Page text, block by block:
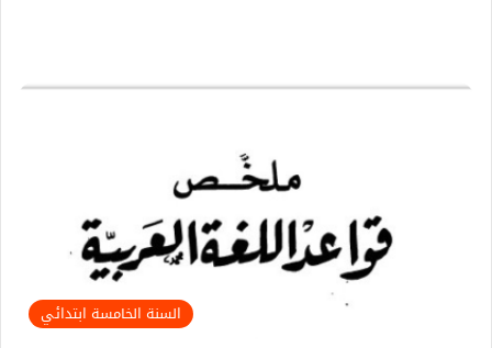
السنة الخامسة ابتدائي